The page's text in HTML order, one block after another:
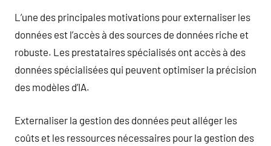
L’une des principales motivations pour externaliser les
données est l’accès à des sources de données riche et
robuste. Les prestataires spécialisés ont accès à des
données spécialisées qui peuvent optimiser la précision
des modèles d’IA.
Externaliser la gestion des données peut alléger les
coûts et les ressources nécessaires pour la gestion des